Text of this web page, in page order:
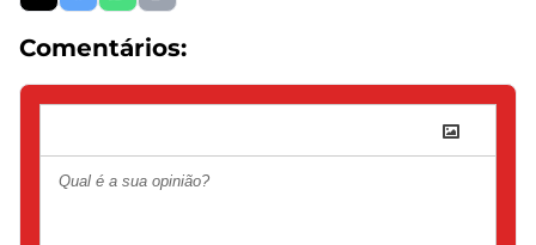
Comentários: